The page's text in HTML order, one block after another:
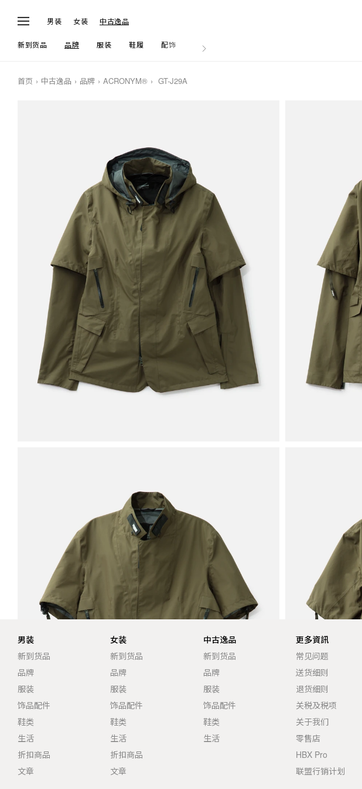
男装 女装 中古逸品
新到货品 品牌 服装 鞋履 配饰 生活
首页 中古逸品 品牌 ACRONYM® GT-J29A
男装
新到货品
品牌
服装
饰品配件
鞋类
生活
折扣商品
文章
女装
新到货品
品牌
服装
饰品配件
鞋类
生活
折扣商品
文章
中古逸品
新到货品
品牌
服装
饰品配件
鞋类
生活
更多資訊
常见问题
送货细则
退货细则
关税及税项
关于我们
零售店
HBX Pro
联盟行销计划